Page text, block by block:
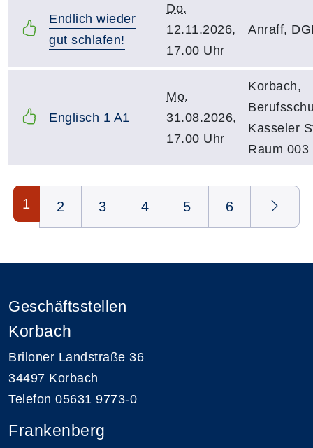
Endlich wieder
gut schlafen!
Do.
12.11.2026,
17.00 Uhr
Anraff,
Englisch 1 A1
Mo.
31.08.2026,
17.00 Uhr
Korbach,
Kasseler
Raum 003
Seite 1 von 6
1 2 3 4 5 6
Geschäftsstellen
Korbach
Briloner Landstraße 36
34497 Korbach
Telefon 05631 9773-0
Frankenberg